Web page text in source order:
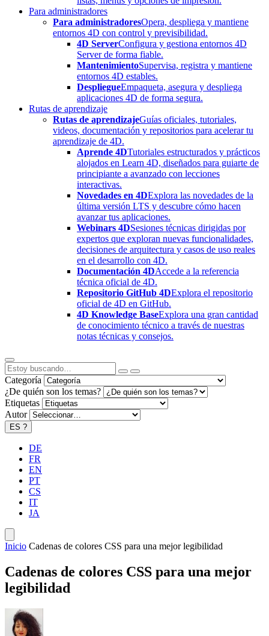
Para administradores
Para administradoresOpera, despliega y mantiene
entornos 4D con control y previsibilidad.
4D ServerConfigura y gestiona entornos 4D
Server de forma fiable.
MantenimientoSupervisa, registra y mantiene
entornos 4D estables.
DespliegueEmpaqueta, asegura y despliega
aplicaciones 4D de forma segura.
Rutas de aprendizaje
Rutas de aprendizajeGuías oficiales, tutoriales,
videos, documentación y repositorios para acelerar tu
aprendizaje de 4D.
Aprende 4DTutoriales estructurados y prácticos
alojados en Learn 4D, diseñados para guiarte de
principiante a avanzado con lecciones
interactivas.
Novedades en 4DExplora las novedades de la
última versión LTS y descubre cómo hacen
avanzar tus aplicaciones.
Webinars 4DSesiones técnicas dirigidas por
expertos que exploran nuevas funcionalidades,
decisiones de arquitectura y casos de uso reales
en el desarrollo con 4D.
Documentación 4DAccede a la referencia
técnica oficial de 4D.
Repositorio GitHub 4DExplora el repositorio
oficial de 4D en GitHub.
4D Knowledge BaseExplora una gran cantidad
de conocimiento técnico a través de nuestras
notas técnicas y consejos.
Categoría
¿De quién son los temas?
Etiquetas
Autor
ES ?
DE
FR
EN
PT
CS
IT
JA
Inicio Cadenas de colores CSS para una mejor legibilidad
Cadenas de colores CSS para una mejor
legibilidad